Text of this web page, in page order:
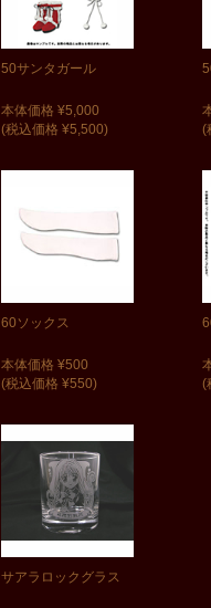
50サンタガール
本体価格 ¥5,000
(税込価格 ¥5,500)
(
60ソックス
本体価格 ¥500
(税込価格 ¥550)
(
サアラロックグラス